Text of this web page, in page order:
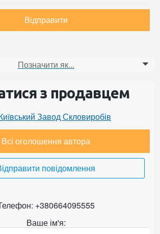
Відправити
Позначити як... 0
з продавцем
Завод Скловиробів
Всі оголошення автора
повідомлення
+380664095555
Ваше ім'я: